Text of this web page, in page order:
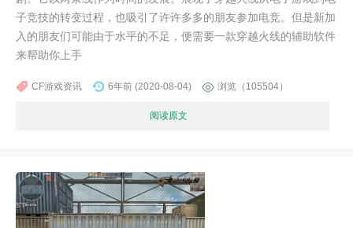
子竞技的转变过程，也吸引了许许多多的朋友参加电竞。但是新加
入的朋友们可能由于水平的不足，便需要一款穿越火线的辅助软件
来帮助你上手
CF游戏资讯 6年前 (2020-08-04) 浏览（105504）
阅读原文